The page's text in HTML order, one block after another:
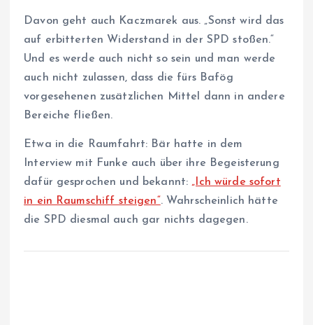
Davon geht auch Kaczmarek aus. „Sonst wird das
auf erbitterten Widerstand in der SPD stoßen.“
Und es werde auch nicht so sein und man werde
auch nicht zulassen, dass die fürs Bafög
vorgesehenen zusätzlichen Mittel dann in andere
Bereiche fließen.
Etwa in die Raumfahrt: Bär hatte in dem
Interview mit Funke auch über ihre Begeisterung
dafür gesprochen und bekannt:„Ich würde sofort
in ein Raumschiff steigen“. Wahrscheinlich hätte
die SPD diesmal auch gar nichts dagegen.